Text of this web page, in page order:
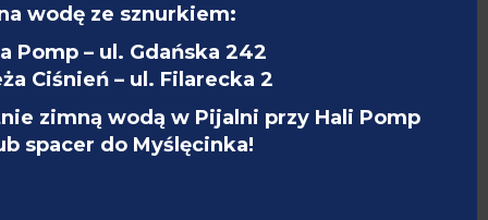
wodę ze sznurkiem:
Pomp – ul. Gdańska 242
Ciśnień – ul. Filarecka 2
zimną wodą w Pijalni przy Hali Pomp
spacer do Myślęcinka!